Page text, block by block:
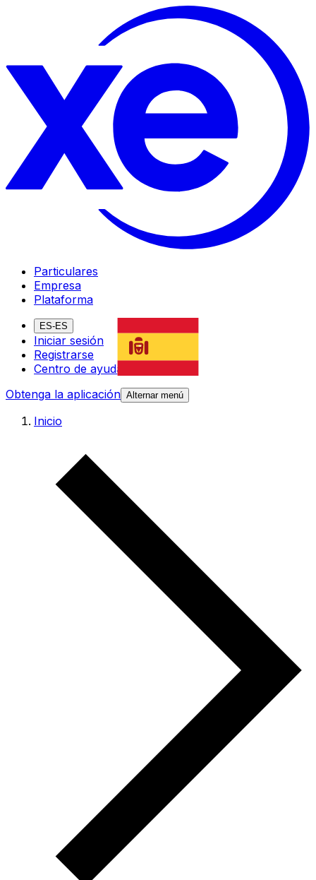
Particulares
Empresa
Plataforma
ES-ES
Iniciar sesión
Registrarse
Centro de ayuda
Obtenga la aplicación Alternar menú
Inicio